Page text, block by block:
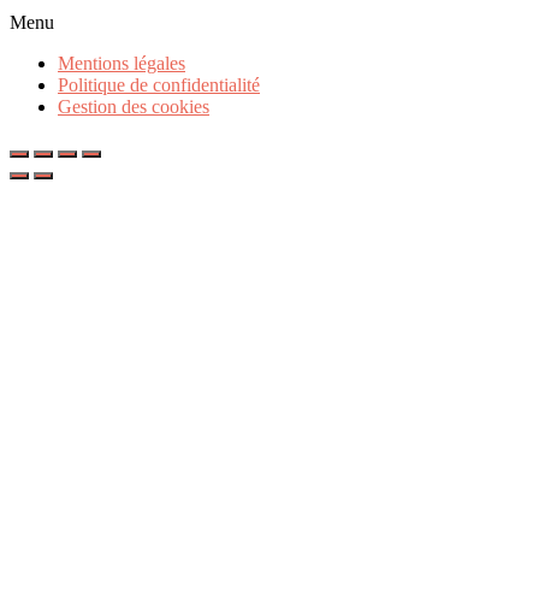
Menu
Mentions légales
Politique de confidentialité
Gestion des cookies